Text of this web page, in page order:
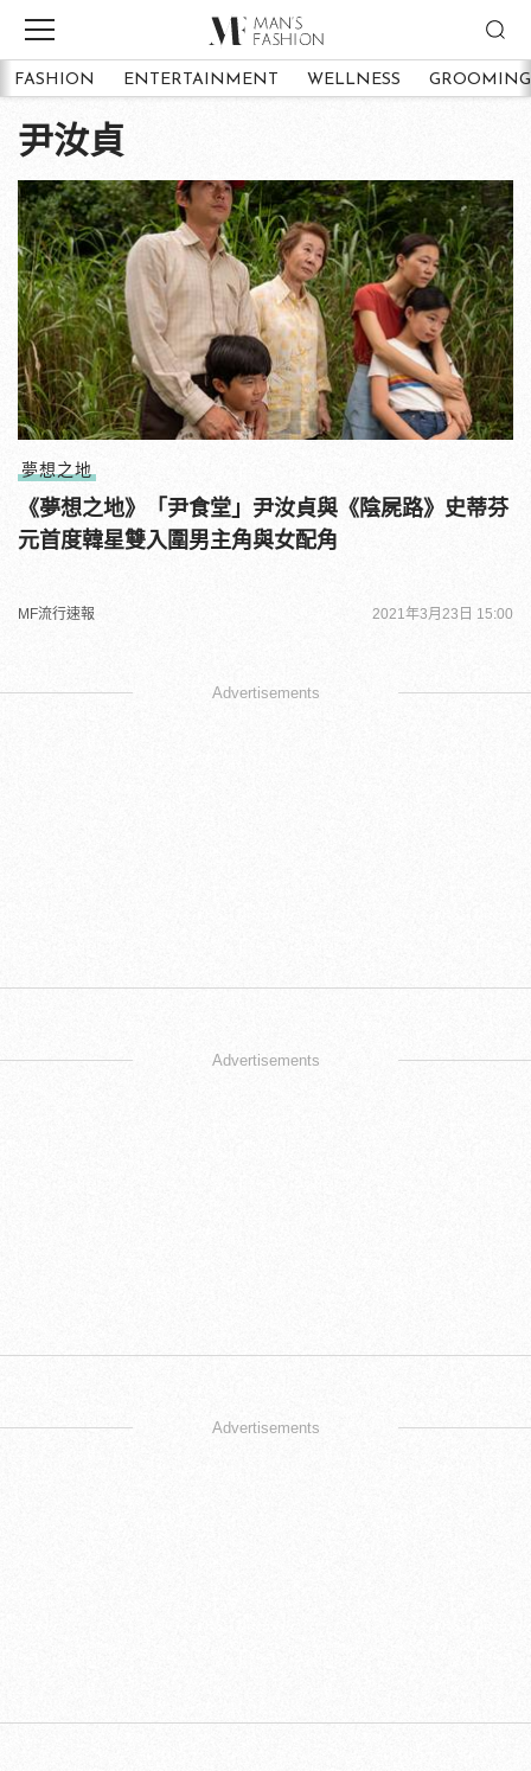
FASHION ENTERTAINMENT WELLNESS GROOMING
尹汝貞
夢想之地
《夢想之地》「尹食堂」尹汝貞與《陰屍路》史蒂芬
元首度韓星雙入圍男主角與女配角
MF流行速報 2021年3月23日 15:00
Advertisements
Advertisements
Advertisements